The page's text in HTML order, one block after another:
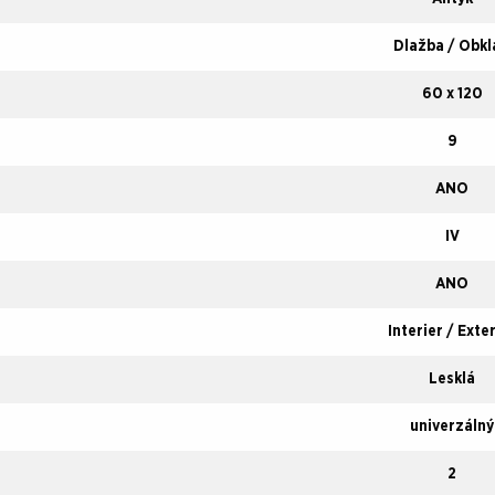
Dlažba /
60 x 120
9
ANO
IV
ANO
Interier /
Lesklá
univerzálný
2